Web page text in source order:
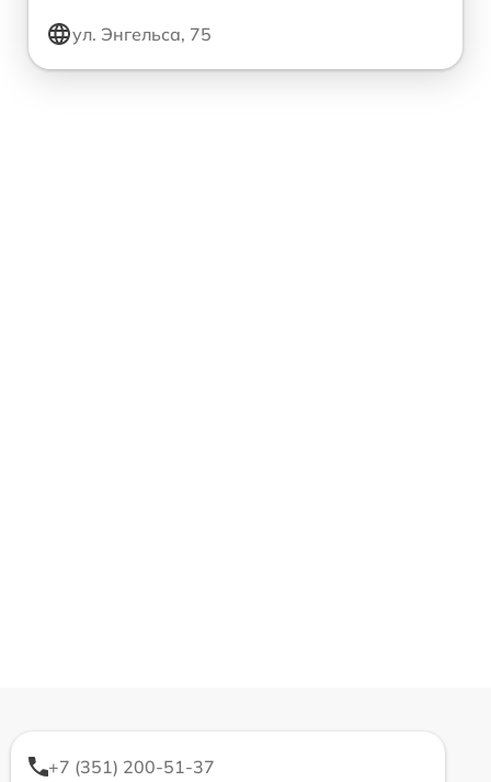
ул. Энгельса, 75
+7 (351) 200-51-37